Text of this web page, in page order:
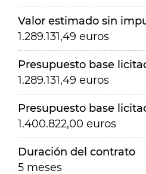
Valor estimado sin
1.289.131,49 euros
Presupuesto base
1.289.131,49 euros
Presupuesto base
1.400.822,00 euros
Duración del contrato
5 meses